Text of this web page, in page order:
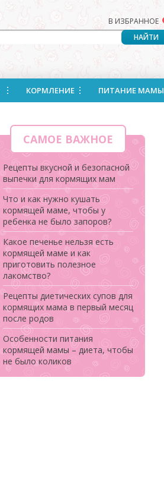
В ИЗБРАННОЕ
КОРМЛЕНИЕ ПИТАНИЕ МАМЫ
САМОЕ ВАЖНОЕ
Рецепты вкусной и безопасной
выпечки для кормящих мам
Что и как нужно кушать
кормящей маме, чтобы у
ребенка не было запоров?
Какое печенье нельзя есть
кормящей маме и как
приготовить полезное
лакомство?
Рецепты диетических супов для
кормящих мама в первый месяц
после родов
Особенности питания
кормящей мамы – диета, чтобы
не было коликов